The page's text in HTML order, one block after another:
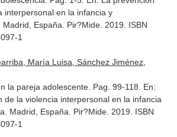
interpersonal en la infancia y
. Madrid, España. Pir?Mide. 2019. ISBN
1
María Luisa, Sánchez Jiménez,
la pareja adolescente. Pag. 99-118. En:
de la violencia interpersonal en la infancia
. Madrid, España. Pir?Mide. 2019. ISBN
1